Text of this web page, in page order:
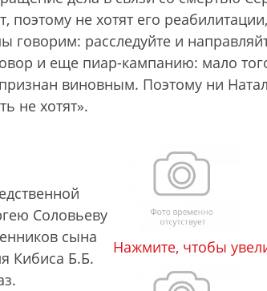
поэтому не хотят его реабилитации,
расследуйте и
и еще пиар-кампанию: мало
виновным. Поэтому ни
не хотят».
Нажмите, чтобы
Соловьеву
сына
Кибиса Б.Б.